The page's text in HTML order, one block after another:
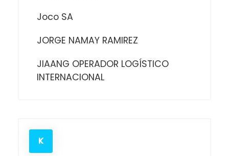
Joco SA
JORGE NAMAY RAMIREZ
JIAANG OPERADOR LOGÍSTICO
INTERNACIONAL
K